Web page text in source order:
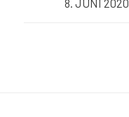
8. JUNI 2020
/